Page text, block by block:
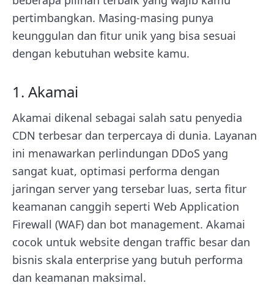
pertimbangkan. Masing-masing punya
keunggulan dan fitur unik yang bisa sesuai
dengan kebutuhan website kamu.
1. Akamai
Akamai dikenal sebagai salah satu penyedia
CDN terbesar dan terpercaya di dunia. Layanan
ini menawarkan perlindungan DDoS yang
sangat kuat, optimasi performa dengan
jaringan server yang tersebar luas, serta fitur
keamanan canggih seperti Web Application
Firewall (WAF) dan bot management. Akamai
cocok untuk website dengan traffic besar dan
bisnis skala enterprise yang butuh performa
dan keamanan maksimal.